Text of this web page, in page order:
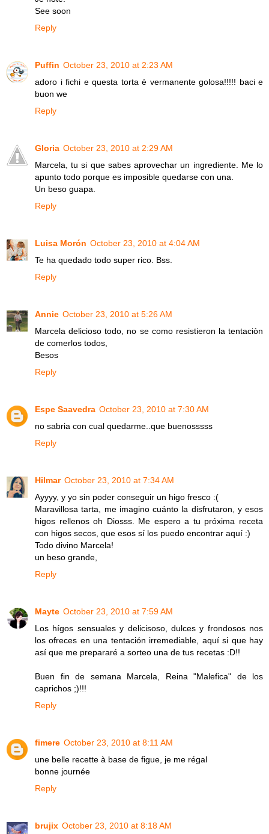
See soon
Reply
Puffin October 23, 2010 at 2:23 AM
adoro i fichi e questa torta è vermanente golosa!!!!! baci e
buon we
Reply
Gloria October 23, 2010 at 2:29 AM
Marcela, tu si que sabes aprovechar un ingrediente. Me lo
apunto todo porque es imposible quedarse con una.
Un beso guapa.
Reply
Luisa Morón October 23, 2010 at 4:04 AM
Te ha quedado todo super rico. Bss.
Reply
Annie October 23, 2010 at 5:26 AM
Marcela delicioso todo, no se como resistieron la tentaciòn
de comerlos todos,
Besos
Reply
Espe Saavedra October 23, 2010 at 7:30 AM
no sabria con cual quedarme..que buenosssss
Reply
Hilmar October 23, 2010 at 7:34 AM
Ayyyy, y yo sin poder conseguir un higo fresco :(
Maravillosa tarta, me imagino cuánto la disfrutaron, y esos
higos rellenos oh Diosss. Me espero a tu próxima receta
con higos secos, que esos sí los puedo encontrar aquí :)
Todo divino Marcela!
un beso grande,
Reply
Mayte October 23, 2010 at 7:59 AM
Los hígos sensuales y delicisoso, dulces y frondosos nos
los ofreces en una tentación irremediable, aquí si que hay
así que me prepararé a sorteo una de tus recetas :D!!
Buen fin de semana Marcela, Reina "Malefica" de los
caprichos ;)!!!
Reply
fimere October 23, 2010 at 8:11 AM
une belle recette à base de figue, je me régal
bonne journée
Reply
brujix October 23, 2010 at 8:18 AM